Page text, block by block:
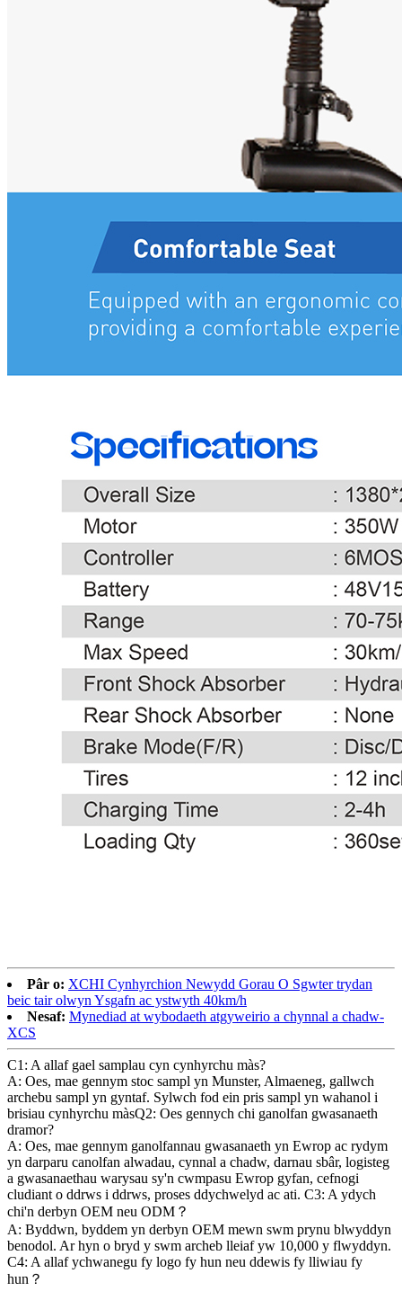
Pâr o: XCHI Cynhyrchion Newydd Gorau O Sgwter trydan
beic tair olwyn Ysgafn ac ystwyth 40km/h
Nesaf: Mynediad at wybodaeth atgyweirio a chynnal a chadw-
XCS
C1: A allaf gael samplau cyn cynhyrchu màs?
A: Oes, mae gennym stoc sampl yn Munster, Almaeneg, gallwch
archebu sampl yn gyntaf. Sylwch fod ein pris sampl yn wahanol i
brisiau cynhyrchu màsQ2: Oes gennych chi ganolfan gwasanaeth
dramor?
A: Oes, mae gennym ganolfannau gwasanaeth yn Ewrop ac rydym
yn darparu canolfan alwadau, cynnal a chadw, darnau sbâr, logisteg
a gwasanaethau warysau sy'n cwmpasu Ewrop gyfan, cefnogi
cludiant o ddrws i ddrws, proses ddychwelyd ac ati. C3: A ydych
chi'n derbyn OEM neu ODM？
A: Byddwn, byddem yn derbyn OEM mewn swm prynu blwyddyn
benodol. Ar hyn o bryd y swm archeb lleiaf yw 10,000 y flwyddyn.
C4: A allaf ychwanegu fy logo fy hun neu ddewis fy lliwiau fy
hun？